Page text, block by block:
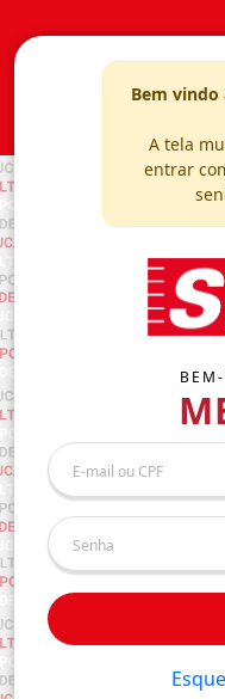
Bem
A tela
entrar